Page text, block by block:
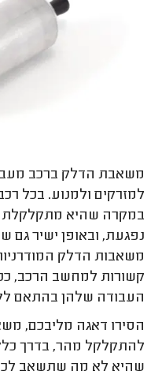
משאבת הדלק ברכב
למזרקים ולמנוע. בכל
במקרה שהיא מתקלקלת
נפגעת, ובאופן ישיר גם
משאבות הדלק
קשורות למחשב הרכב,
העבודה שלהן בהתאם
הסירו דאגה מליבכם,
שהיא לא מה שתשאב